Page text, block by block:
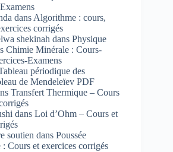
dans Algorithme : cours,
corrigés
shekinah dans Physique
Chimie Minérale : Cours-
Examens
périodique des
de Mendeleïev PDF
Transfert Thermique – Cours
dans Loi d’Ohm – Cours et
soutien dans Poussée
Cours et exercices corrigés